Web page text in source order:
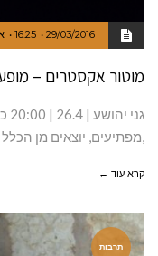
29/03/2016
16:25
מוטור אקסטרים –
,מפתיעים, יוצאים מן
קרא עוד ←
תרבות